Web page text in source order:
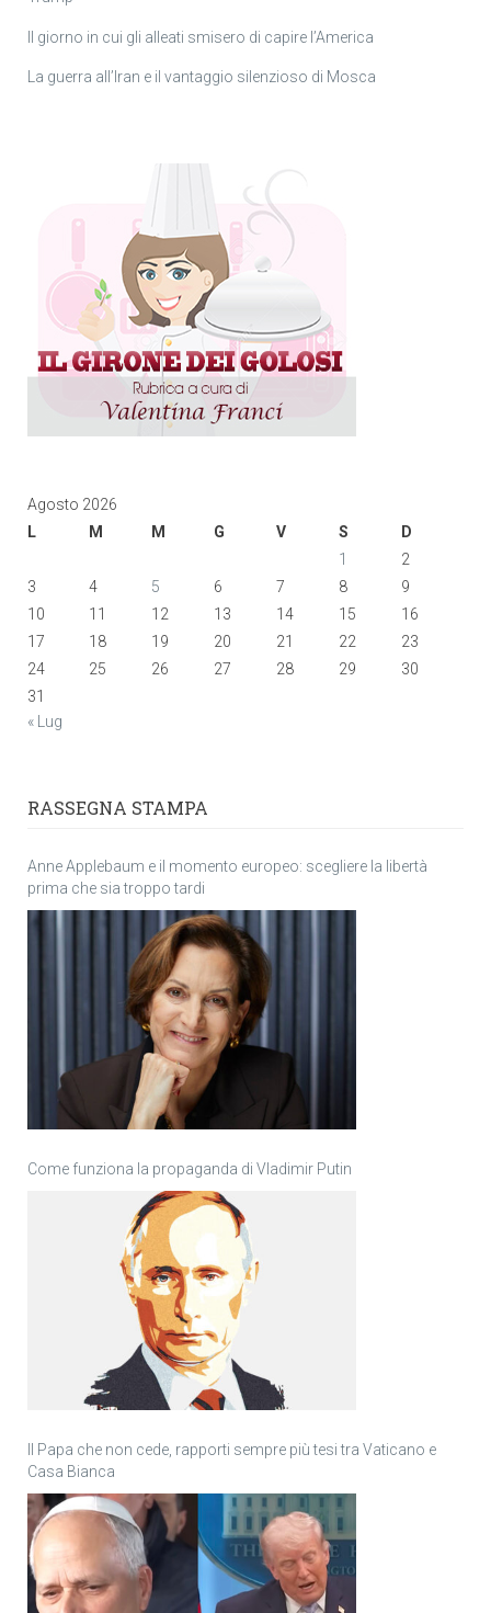
Il giorno in cui gli alleati smisero di capire l’America
La guerra all’Iran e il vantaggio silenzioso di Mosca
Agosto 2026
L
M M G V S
D
1
2
3
4 5 6 7 8
9
10
11 12 13 14 15
16
17
18 19 20 21 22
23
24
25 26 27 28 29
30
31
« Lug
RASSEGNA STAMPA
Anne Applebaum e il momento europeo: scegliere la libertà
prima che sia troppo tardi
Come funziona la propaganda di Vladimir Putin
Il Papa che non cede, rapporti sempre più tesi tra Vaticano e
Casa Bianca